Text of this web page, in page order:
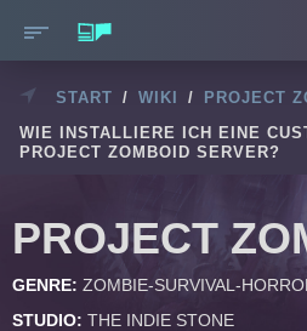
START / WIKI / PROJECT
WIE INSTALLIERE ICH EINE
PROJECT ZOMBOID SERVER?
PROJECT
GENRE: ZOMBIE-SURVIVAL-
STUDIO: THE INDIE STONE